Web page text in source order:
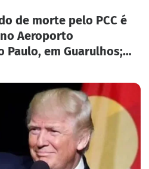
de morte pelo PCC é
Aeroporto
Paulo, em Guarulhos;